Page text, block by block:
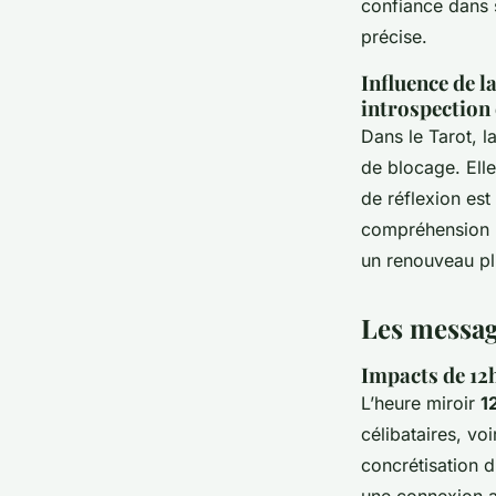
confiance dans
précise.
Influence de
Dans le Tarot,
de blocage.
de réflexion est
compréhension
un renouveau
Les
Impacts de
L’heure miroir
célibataires,
concrétisation